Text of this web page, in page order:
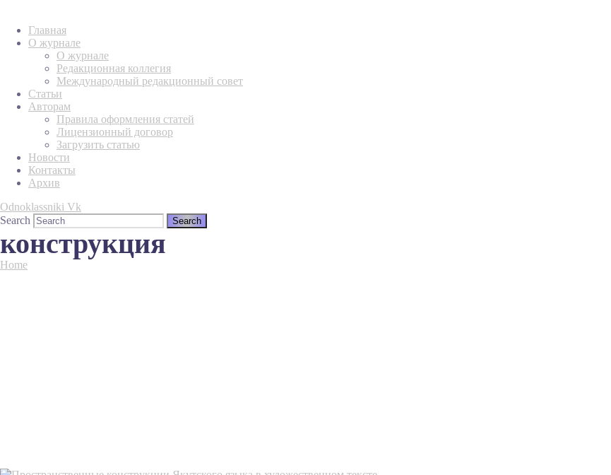
Главная
О журнале
О журнале
Редакционная коллегия
Международный редакционный совет
Статьи
Авторам
Правила оформления статей
Лицензионный договор
Загрузить статью
Новости
Контакты
Архив
Odnoklassniki Vk
Search
конструкция
Home